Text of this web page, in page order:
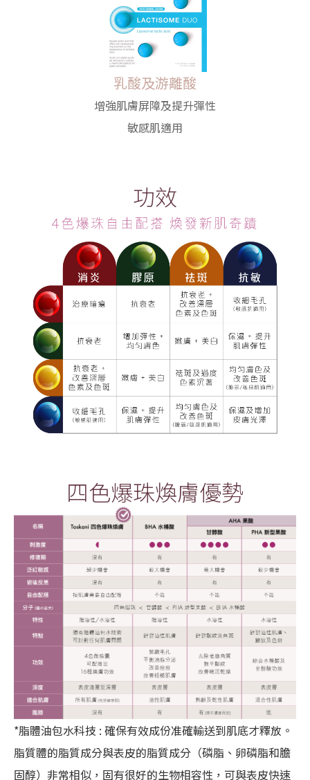
乳酸及游離酸
增強肌膚屏障及提升彈性
敏感肌適用
功效
四色爆珠煥膚優勢
*脂體油包水科技 : 確保有效成份准確輸送到肌底才釋放。
脂質體的脂質成分與表皮的脂質成分（磷脂、卵磷脂和膽
固醇）非常相似，固有很好的生物相容性，可與表皮快速